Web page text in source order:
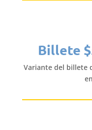
Billete
Variante del billete